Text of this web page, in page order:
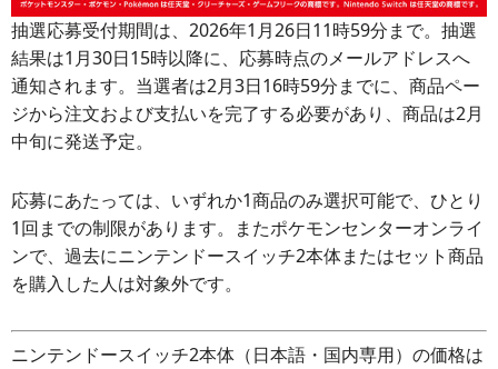
抽選応募受付期間は、2026年1月26日11時59分まで。抽選
結果は1月30日15時以降に、応募時点のメールアドレスへ
通知されます。当選者は2月3日16時59分までに、商品ペー
ジから注文および支払いを完了する必要があり、商品は2月
中旬に発送予定。
応募にあたっては、いずれか1商品のみ選択可能で、ひとり
1回までの制限があります。またポケモンセンターオンライ
ンで、過去にニンテンドースイッチ2本体またはセット商品
を購入した人は対象外です。
ニンテンドースイッチ2本体（日本語・国内専用）の価格は